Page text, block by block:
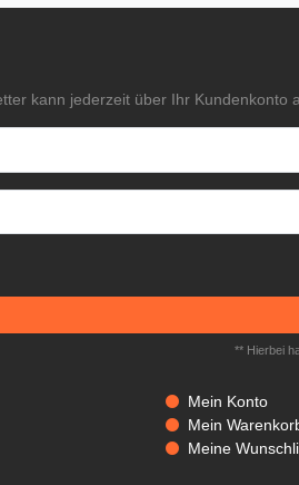
kann jederzeit über Ihr Kundenkonto
** Hierbei
Mein Konto
Mein
Meine